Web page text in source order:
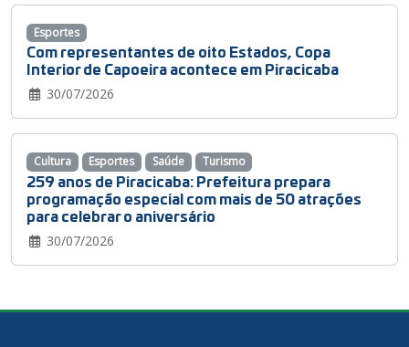
Com representantes de oito Estados, Copa
Interior de Capoeira acontece em Piracicaba
30/07/2026
Esportes
259 anos de Piracicaba: Prefeitura prepara
programação especial com mais de 50 atrações
para celebrar o aniversário
30/07/2026
Cultura Esportes Saúde Turismo